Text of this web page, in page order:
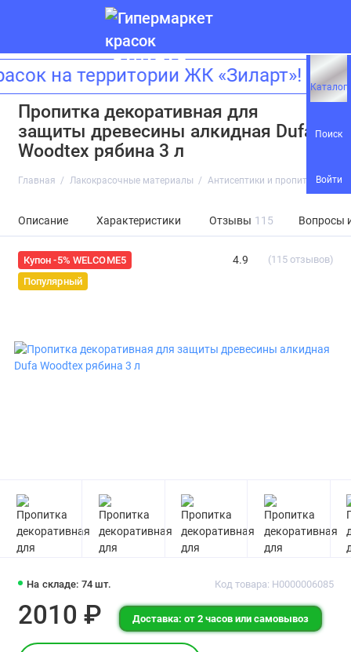
Каталог
Поиск
Войти
на территории ЖК «Зиларт»!
Пропитка декоративная для
защиты древесины алкидная Dufa
Woodtex рябина 3 л
Главная Лакокрасочные материалы Антисептики и пропитки
Описание Характеристики Отзывы 115 Вопросы
Купон -5% WELCOME5
Популярный
4.9 (115 отзывов)
На складе: 74 шт. Код товара: Н0000006085
2010 ₽ Доставка: от 2 часов или самовывоз